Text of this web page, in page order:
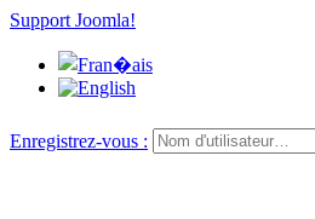
Support Joomla!
Enregistrez-vous :